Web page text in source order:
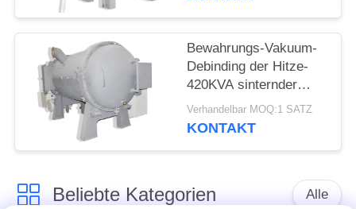
Bewahrungs-Vakuum-
Debinding der Hitze-
420KVA sinternder
Ofen
Verhandelbar MOQ:1 SATZ
KONTAKT
Beliebte Kategorien Alle